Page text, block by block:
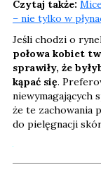
Czytaj także:
– nie tylko w
Jeśli chodzi o
połowa kobiet
sprawiły, że
kąpać się.
niewymagających
że te zachowania
do pielęgnacji